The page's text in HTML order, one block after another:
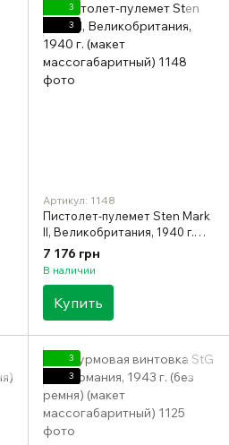
3
3
Артикул: 1148
Пистолет-пулемет Sten Mark
II, Великобритания, 1940 г.
(макет массогабаритный)
7 176 грн
В наличии
Купить
3
3